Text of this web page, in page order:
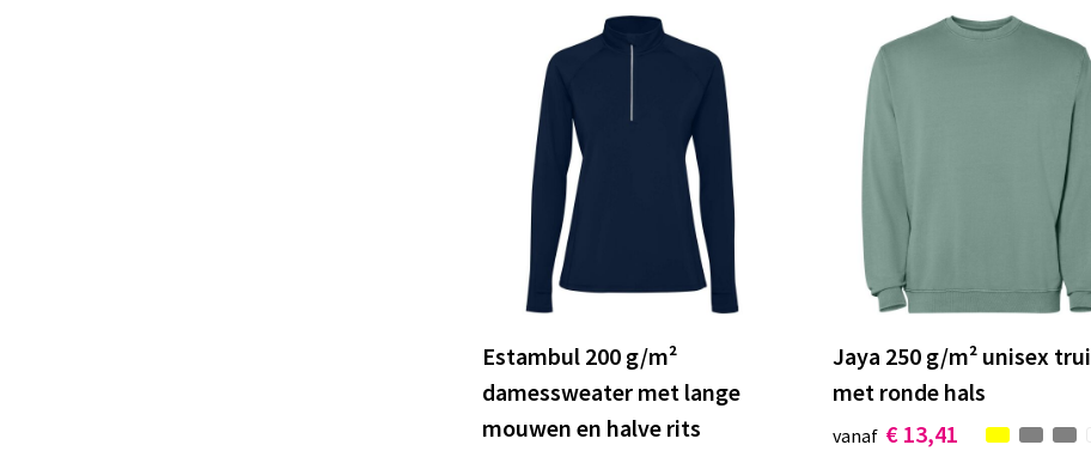
Estambul 200 g/m²
damessweater met lange
mouwen en halve rits
Jaya 250 g/m² unisex trui
met ronde hals
vanaf € 13,41